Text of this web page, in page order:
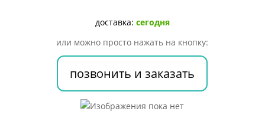
(NOW
THISTLE
SILYMARIN),
300/240
МГ,
доставка: сегодня
или можно просто нажать на кнопку:
позвонить и заказать